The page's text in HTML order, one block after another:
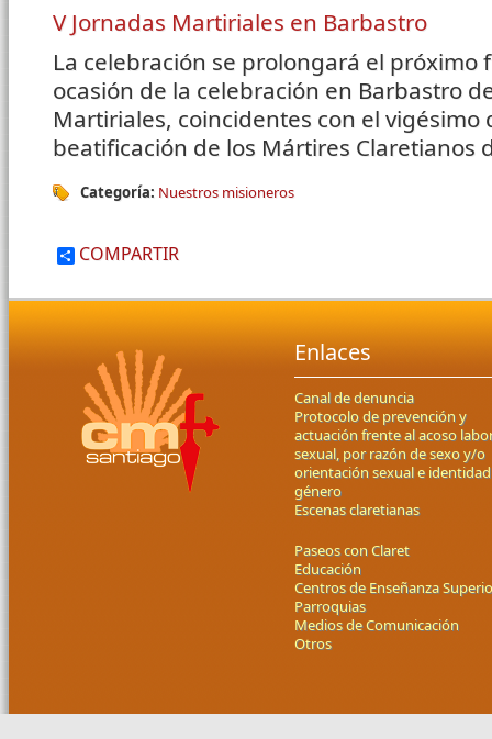
V Jornadas Martiriales en Barbastro
La celebración se prolongará el próximo
ocasión de la celebración en Barbastro
Martiriales, coincidentes con el
beatificación de los Mártires Claretianos
Categoría: Nuestros misioneros
COMPARTIR
Enlaces
Canal de denuncia
Protocolo de prevención y
actuación frente al acoso
sexual, por razón de sexo y/o
orientación sexual e
género
Escenas claretianas
Paseos con Claret
Educación
Centros de Enseñanza
Parroquias
Medios de Comunicación
Otros